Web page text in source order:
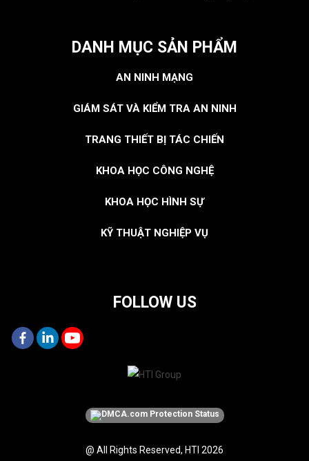
DANH MỤC SẢN PHẨM
AN NINH MẠNG
GIÁM SÁT VÀ KIỂM TRA AN NINH
TRANG THIẾT BỊ TÁC CHIẾN
KHOA HỌC CÔNG NGHỆ
KHOA HỌC HÌNH SỰ
KỸ THUẬT NGHIỆP VỤ
FOLLOW US
@ All Rights Reserved, HTI 2026